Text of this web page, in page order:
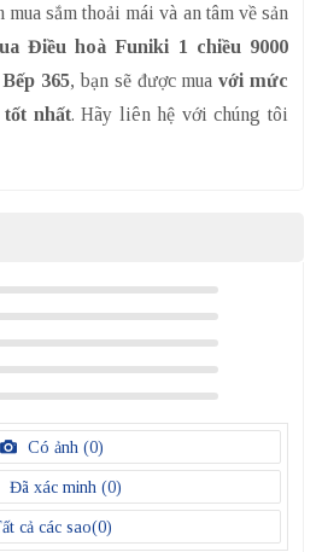
sắm thoải mái và an tâm về sản
Điều hoà Funiki 1 chiều 9000
365, bạn sẽ được mua với mức
nhất. Hãy liên hệ với chúng tôi
Có ảnh (0)
Đã xác minh (0)
cả các sao(0)